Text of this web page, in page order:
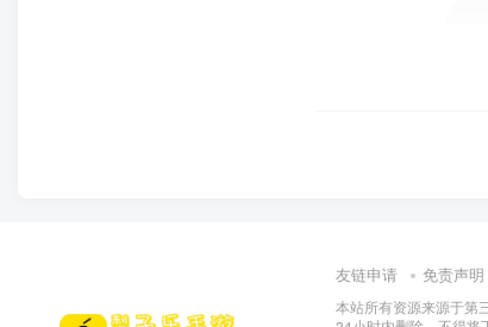
友链申请 免责声明
本站所有资源来源于第